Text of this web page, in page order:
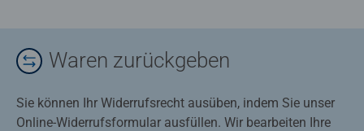
Waren zurückgeben
Sie können Ihr Widerrufsrecht ausüben, indem Sie unser
Online-Widerrufsformular ausfüllen. Wir bearbeiten Ihre